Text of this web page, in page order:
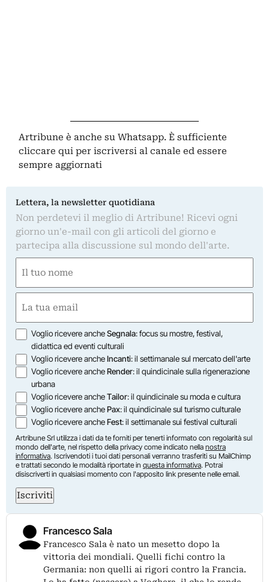
Artribune è anche su Whatsapp. È sufficiente
cliccare qui per iscriversi al canale ed essere
sempre aggiornati
Lettera, la newsletter quotidiana
Non perdetevi il meglio di Artribune! Ricevi ogni
giorno un'e-mail con gli articoli del giorno e
partecipa alla discussione sul mondo dell'arte.
(Obbligatorio)
(Obbligatorio)
Opzioni
Voglio ricevere ancheSegnala: focus su mostre, festival,
didattica ed eventi culturali
Voglio ricevere ancheIncanti: il settimanale sul mercato dell'arte
Voglio ricevere ancheRender: il quindicinale sulla rigenerazione
urbana
Voglio ricevere ancheTailor: il quindicinale su moda e cultura
Voglio ricevere anchePax: il quindicinale sul turismo culturale
Voglio ricevere ancheFest: il settimanale sui festival culturali
Artribune Srl utilizza i dati da te forniti per tenerti informato con regolarità sul
mondo dell'arte, nel rispetto della privacy come indicato nella nostra
informativa. Iscrivendoti i tuoi dati personali verranno trasferiti su MailChimp
e trattati secondo le modalità riportate in questa informativa. Potrai
disiscriverti in qualsiasi momento con l'apposito link presente nelle email.
Iscriviti
Francesco Sala
Francesco Sala è nato un mesetto dopo la
vittoria dei mondiali. Quelli fichi contro la
Germania: non quelli ai rigori contro la Francia.